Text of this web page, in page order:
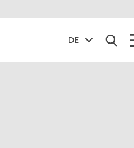
DE